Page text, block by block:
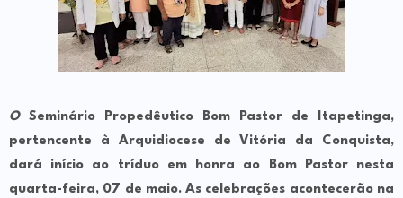
O
Seminário Propedêutico Bom Pastor de Itapetinga,
pertencente à Arquidiocese de Vitória da Conquista,
dará início ao tríduo em honra ao Bom Pastor nesta
quarta-feira, 07 de maio. As celebrações acontecerão na